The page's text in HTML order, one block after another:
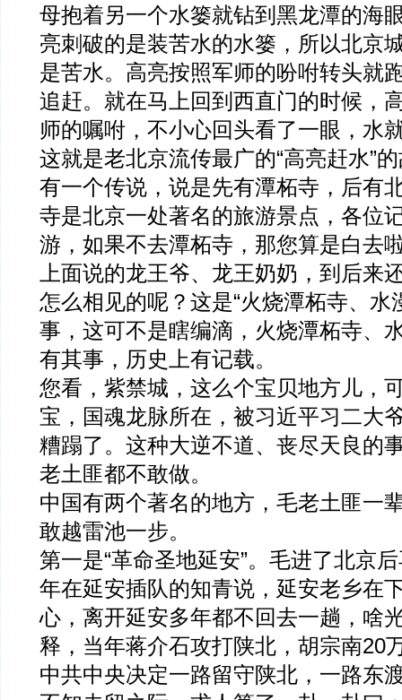
母抱着另一个水篓就钻到黑龙潭的海
亮刺破的是装苦水的水篓，所以北京
是苦水。高亮按照军师的吩咐转头就
追赶。就在马上回到西直门的时候，
师的嘱咐，不小心回头看了一眼，水
这就是老北京流传最广的“高亮赶水”
有一个传说，说是先有潭柘寺，后有
寺是北京一处著名的旅游景点，各位
游，如果不去潭柘寺，那您算是白去
上面说的龙王爷、龙王奶奶，到后来
怎么相见的呢？这是“火烧潭柘寺、水
事，这可不是瞎编滴，火烧潭柘寺、
有其事，历史上有记载。
您看，紫禁城，这么个宝贝地方儿，
宝，国魂龙脉所在，被习近平习二大
糟蹋了。这种大逆不道、丧尽天良的
老土匪都不敢做。
中国有两个著名的地方，毛老土匪一
敢越雷池一步。
第一是“革命圣地延安”。毛进了北京
年在延安插队的知青说，延安老乡在
心，离开延安多年都不回去一趟，啥
释，当年蒋介石攻打陕北，胡宗南20
中共中央决定一路留守陕北，一路东